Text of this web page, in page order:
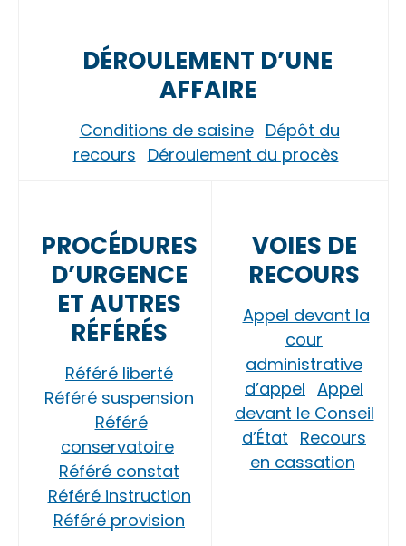
DÉROULEMENT D’UNE
AFFAIRE
Conditions de saisine Dépôt du
recours Déroulement du procès
PROCÉDURES
D’URGENCE
ET AUTRES
RÉFÉRÉS
Référé liberté
Référé suspension
Référé
conservatoire
Référé constat
Référé instruction
Référé provision
VOIES DE
RECOURS
Appel devant la
cour
administrative
d’appel Appel
devant le Conseil
d’État Recours
en cassation